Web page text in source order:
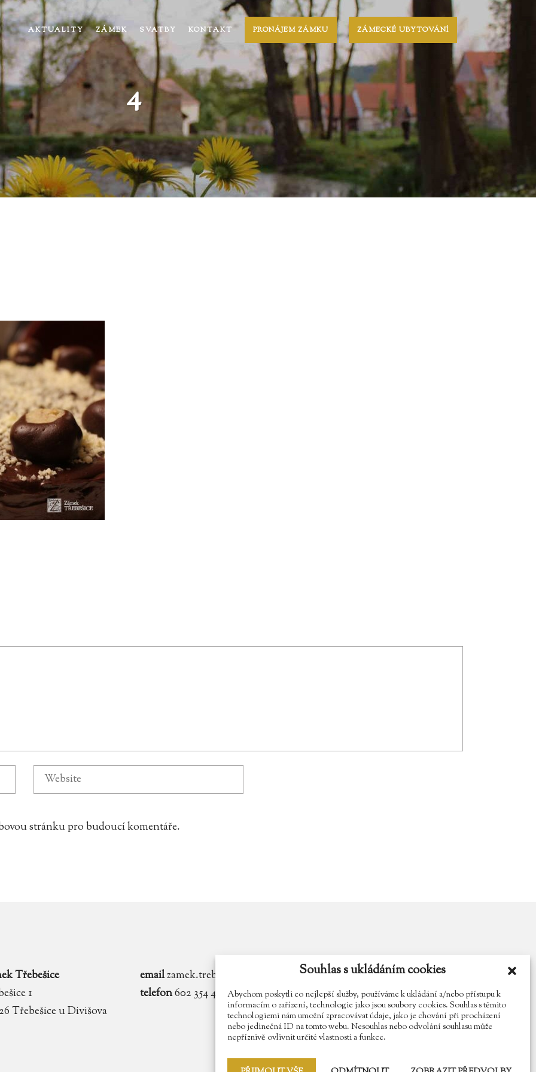
Souhlas s ukládáním cookies
Abychom poskytli co nejlepší služby, používáme k ukládání a/nebo přístupu k
informacím o zařízení, technologie jako jsou soubory cookies. Souhlas s těmito
technologiemi nám umožní zpracovávat údaje, jako je chování při procházení
nebo jedinečná ID na tomto webu. Nesouhlas nebo odvolání souhlasu může
nepříznivě ovlivnit určité vlastnosti a funkce.
AKTUALITY ZÁMEK SVATBY KONTAKT PRONÁJEM ZÁMKU ZÁMECKÉ UBYTOVÁNÍ
4
stránku pro budoucí komentáře.
Třebešice
1
Třebešice u Divišova
emailzamek.trebesice@volny.cz
telefon602 354 467
Najdete nás na Facebooku
Sledujte náš Instagram